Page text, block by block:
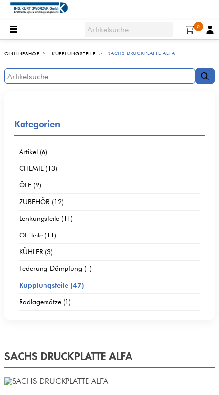
0
ONLINESHOP KUPPLUNGSTEILE SACHS DRUCKPLATTE ALFA
Kategorien
Artikel (6)
CHEMIE (13)
ÖLE (9)
ZUBEHÖR (12)
Lenkungsteile (11)
OE-Teile (11)
KÜHLER (3)
Federung-Dämpfung (1)
Kupplungsteile (47)
Radlagersätze (1)
SACHS DRUCKPLATTE ALFA